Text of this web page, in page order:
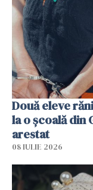
Două eleve
la o școală din
arestat
08 IULIE 2026